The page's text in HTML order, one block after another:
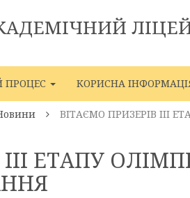
ПРОЦЕС КОРИСНА
ВІТАЄМО ПРИЗЕРІВ III
ЕТАПУ